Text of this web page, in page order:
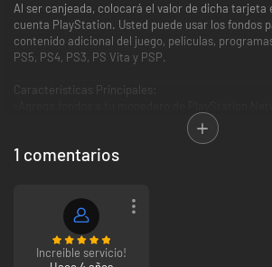
Al ser canjeada, colocará el valor de dicha tarjeta
cuenta PlayStation. Usted puede usar los fondos
contenido adicional del juego, películas,
PS5, PS4, PS3, PS Vita y PSP.
Características Principales:
usar una tarjeta de crédito en la consola.
-Compra contenido en una amplia gama de
como juegos, películas, DLC y bandas sonoras.
1 comentarios
Increible servicio!